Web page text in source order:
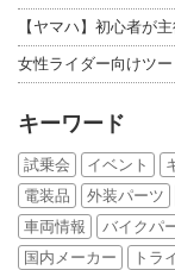
【ヤマハ】初心者が
女性ライダー向けツ
キーワード
試乗会 イベント
電装品
外装パーツ
車両情報
バイクパ
国内メーカー
トラ